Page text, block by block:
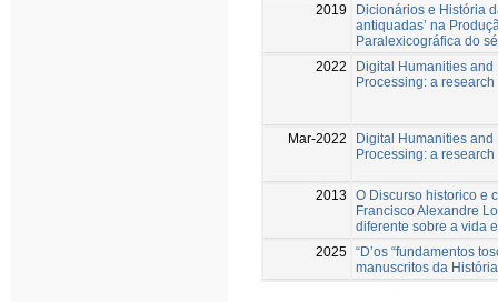
2019
Dicionários e História
antiquadas’ na
Paralexicográfica do
2022
Digital Humanities and
Processing: a
Mar-2022
Digital Humanities and
Processing: a
2013
O Discurso historico e
Francisco Alexandre
diferente sobre a vida
2025 “D’os “fundamentos
manuscritos da